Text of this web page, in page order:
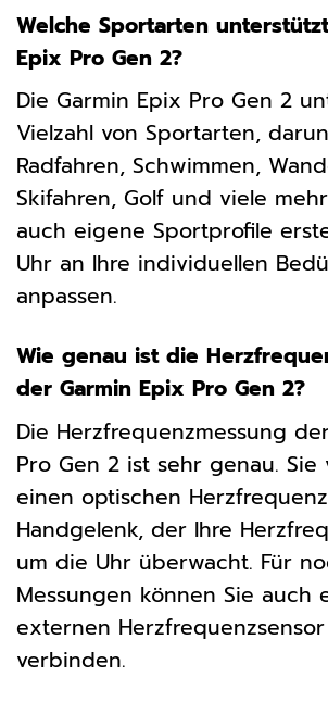
Welche Sportarten
Epix Pro Gen 2?
Die Garmin Epix Pro Gen 2
Vielzahl von Sportarten,
Radfahren, Schwimmen,
Skifahren, Golf und viele
auch eigene Sportprofile
Uhr an Ihre individuellen
anpassen.
Wie genau ist die
der Garmin Epix Pro Gen 2?
Die Herzfrequenzmessung
Pro Gen 2 ist sehr genau.
einen optischen
Handgelenk, der Ihre
um die Uhr überwacht. Für
Messungen können Sie auch
externen
verbinden.